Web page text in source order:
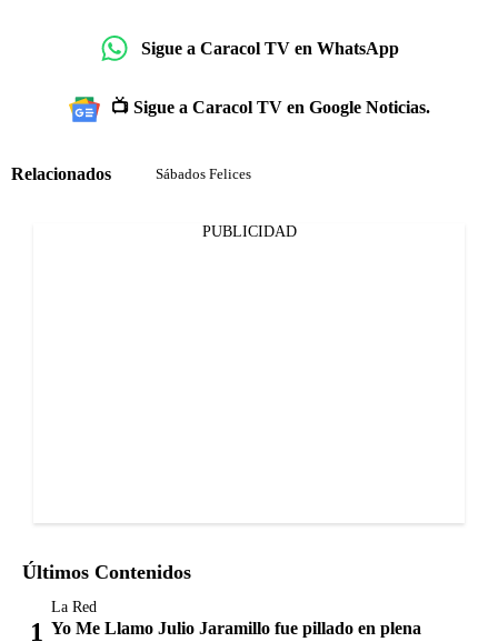
Sigue a Caracol TV en WhatsApp
📺 Sigue a Caracol TV en Google Noticias.
Relacionados Sábados Felices
PUBLICIDAD
Últimos Contenidos
La Red
Yo Me Llamo Julio Jaramillo fue pillado en plena